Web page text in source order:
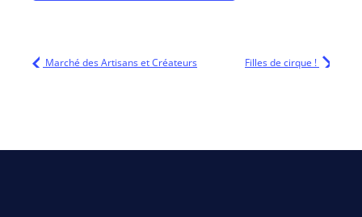
Marché des Artisans et Créateurs Filles de cirque !